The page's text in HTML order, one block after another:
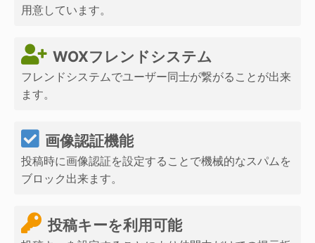
用意しています。
WOXフレンドシステム
フレンドシステムでユーザー同士が繋がることが出来
ます。
画像認証機能
投稿時に画像認証を設定することで機械的なスパムを
ブロック出来ます。
投稿キーを利用可能